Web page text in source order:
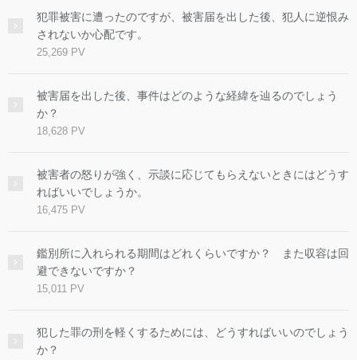
犯罪被害に遭ったのですが、被害届を出した後、犯人に逆恨み
されないか心配です。
25,269 PV
被害届を出した後、事件はどのような経緯を辿るのでしょう
か？
18,628 PV
被害者の怒りが強く、示談に応じてもらえないときにはどうす
ればいいでしょうか。
16,475 PV
鑑別所に入れられる期間はどれくらいですか？ また収容は回
避できないですか？
15,011 PV
犯した罪の刑を軽くするためには、どうすればいいのでしょう
か？